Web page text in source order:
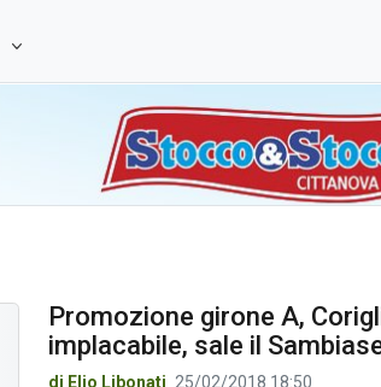
Promozione girone A,
implacabile, sale il
di Elio Libonati 25/02/2018 18:50